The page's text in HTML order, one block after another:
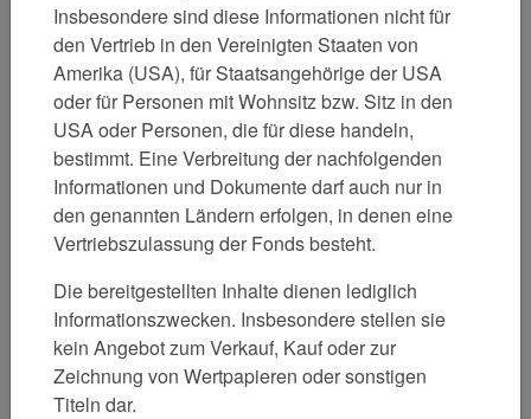
Value-Studie Januar 2020
Das Comeback der Rohstoffaktien (1/2020)
Kontakt
Michael Friebe
VAA Value Advisors GmbH
Telefon +49 89 179 2465 302
Kontakt HIER
Insbesondere sind diese Informationen nicht für
den Vertrieb in den Vereinigten Staaten von
Amerika (USA), für Staatsangehörige der USA
oder für Personen mit Wohnsitz bzw. Sitz in den
USA oder Personen, die für diese handeln,
bestimmt. Eine Verbreitung der nachfolgenden
Informationen und Dokumente darf auch nur in
den genannten Ländern erfolgen, in denen eine
Vertriebszulassung der Fonds besteht.
Die bereitgestellten Inhalte dienen lediglich
Informationszwecken. Insbesondere stellen sie
kein Angebot zum Verkauf, Kauf oder zur
Zeichnung von Wertpapieren oder sonstigen
Titeln dar.